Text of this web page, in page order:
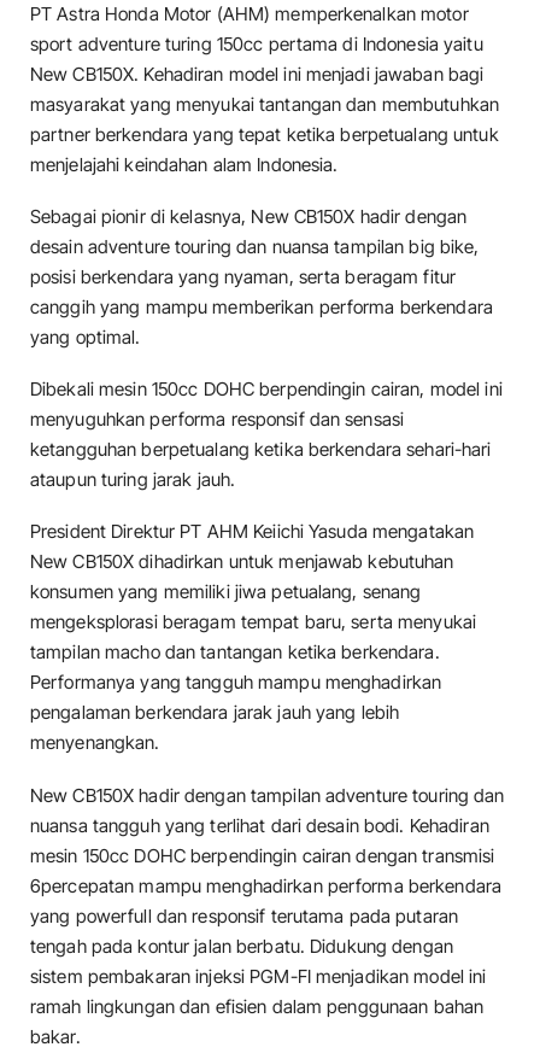
PT Astra Honda Motor (AHM) memperkenalkan motor
sport adventure turing 150cc pertama di Indonesia yaitu
New CB150X. Kehadiran model ini menjadi jawaban bagi
masyarakat yang menyukai tantangan dan membutuhkan
partner berkendara yang tepat ketika berpetualang untuk
menjelajahi keindahan alam Indonesia.
Sebagai pionir di kelasnya, New CB150X hadir dengan
desain adventure touring dan nuansa tampilan big bike,
posisi berkendara yang nyaman, serta beragam fitur
canggih yang mampu memberikan performa berkendara
yang optimal.
Dibekali mesin 150cc DOHC berpendingin cairan, model ini
menyuguhkan performa responsif dan sensasi
ketangguhan berpetualang ketika berkendara sehari-hari
ataupun turing jarak jauh.
President Direktur PT AHM Keiichi Yasuda mengatakan
New CB150X dihadirkan untuk menjawab kebutuhan
konsumen yang memiliki jiwa petualang, senang
mengeksplorasi beragam tempat baru, serta menyukai
tampilan macho dan tantangan ketika berkendara.
Performanya yang tangguh mampu menghadirkan
pengalaman berkendara jarak jauh yang lebih
menyenangkan.
New CB150X hadir dengan tampilan adventure touring dan
nuansa tangguh yang terlihat dari desain bodi. Kehadiran
mesin 150cc DOHC berpendingin cairan dengan transmisi
6percepatan mampu menghadirkan performa berkendara
yang powerfull dan responsif terutama pada putaran
tengah pada kontur jalan berbatu. Didukung dengan
sistem pembakaran injeksi PGM-FI menjadikan model ini
ramah lingkungan dan efisien dalam penggunaan bahan
bakar.